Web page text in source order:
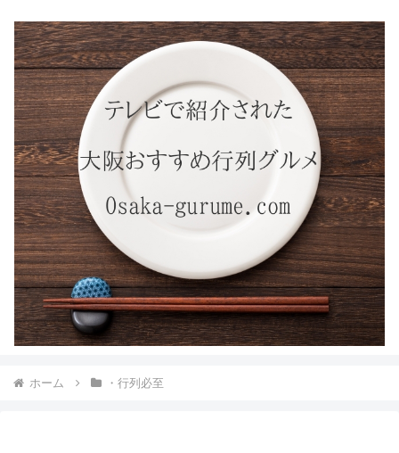
ホーム ・行列必至